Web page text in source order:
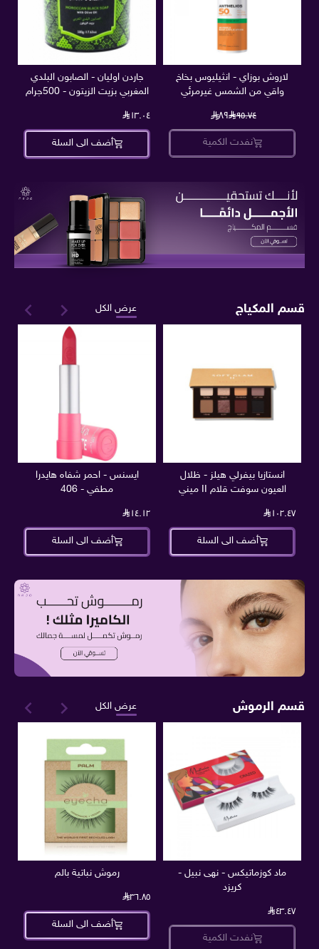
لاروش بوزاي - انثيليوس بخاخ
واقي من الشمس غيرمرئي
٩٥.٧٤
٨٩
نفدت الكمية
جاردن اوليان - الصابون البلدي
المغربي بزيت الزيتون - 500جرام
١٣.٠٤
أضف الى السلة
قسم المكياج عرض الكل
انستازيا بيفرلي هيلز - ظلال
العيون سوفت قلام II ميني
١٠٢.٤٧
أضف الى السلة
ايسنس - احمر شفاه هايدرا
مطفي - 406
١٤.١٢
أضف الى السلة
قسم الرموش عرض الكل
ماد كوزماتيكس - نهى نبيل -
كريزد
٤٣.٤٧
نفدت الكمية
رموش نباتية بالم
٣٦.٨٥
أضف الى السلة